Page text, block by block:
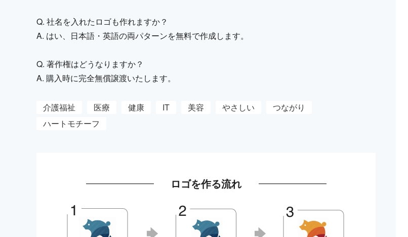
Q. 社名を入れたロゴも作れますか？
A. はい、日本語・英語の両パターンを無料で作成します。
Q. 著作権はどうなりますか？
A. 購入時に完全無償譲渡いたします。
介護福祉 医療 健康 IT 美容 やさしい
つながり
ハートモチーフ
ロゴを作る流れ